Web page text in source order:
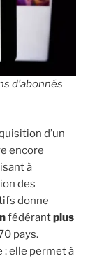
d’abonnés
d’un
encore
à
des
donne
fédérantplus
pays.
: elle permet à